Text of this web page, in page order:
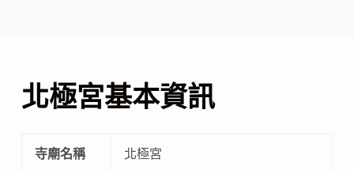
北極宮基本資訊
寺廟名稱 北極宮